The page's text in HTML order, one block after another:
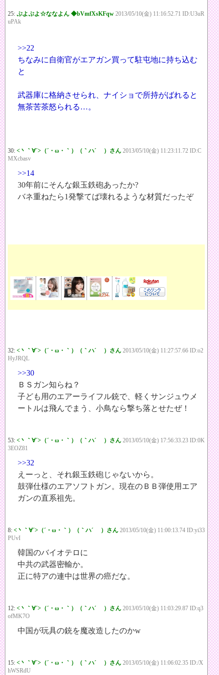
25: ぷよぷよ☆ななよん ◆bVmfXsKFqw 2013/05/10(金) 11:16:52.71 ID:U3uR
uPAk
>>22
ちなみに自衛官がエアガン買って駐屯地に持ち込む
と
武器庫に格納させられ、ナイショで所持がばれると
無茶苦茶怒られる…。
30: <丶｀∀´>（´・ω・｀）（｀ハ´ ）さん 2013/05/10(金) 11:23:11.72 ID:C
MXcbasv
>>14
30年前にそんな銀玉鉄砲あったか?
バネ重ねたら1発撃てば壊れるような材質だったぞ
32: <丶｀∀´>（´・ω・｀）（｀ハ´ ）さん 2013/05/10(金) 11:27:57.66 ID:o2
HyJRQL
>>30
ＢＳガン知らね？
子ども用のエアーライフル銃で、軽くサンジュウメ
ートルは飛んでまう、小鳥なら撃ち落とせたぜ！
53: <丶｀∀´>（´・ω・｀）（｀ハ´ ）さん 2013/05/10(金) 17:56:33.23 ID:0K
3EOZ81
>>32
えーっと、それ銀玉鉄砲じゃないから。
鼓弾仕様のエアソフトガン。現在のＢＢ弾使用エア
ガンの直系祖先。
8: <丶｀∀´>（´・ω・｀）（｀ハ´ ）さん 2013/05/10(金) 11:00:13.74 ID:yi33
PUvI
韓国のバイオテロに
中共の武器密輸か。
正に特アの連中は世界の癌だな。
12: <丶｀∀´>（´・ω・｀）（｀ハ´ ）さん 2013/05/10(金) 11:03:29.87 ID:q3
ofMK7O
中国が玩具の銃を魔改造したのかw
15: <丶｀∀´>（´・ω・｀）（｀ハ´ ）さん 2013/05/10(金) 11:06:02.35 ID:/X
hWSRdU